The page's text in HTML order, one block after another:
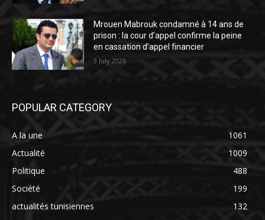
Mrouen Mabrouk condamné à 14 ans de
prison : la cour d’appel confirme la peine
en cassation d’appel financier
3 July 2026
POPULAR CATEGORY
A la une
1061
Actualité
1009
Politique
488
Société
199
actualités tunisiennes
132